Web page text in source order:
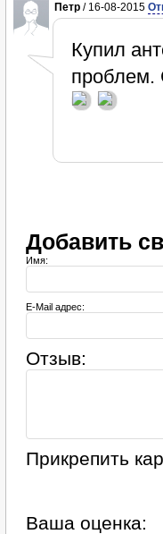
Петр / 16-08-2015
Купил
проблем.
Добавить
Имя:
E-Mail адрес:
Отзыв:
Прикрепить
Ваша оценка: